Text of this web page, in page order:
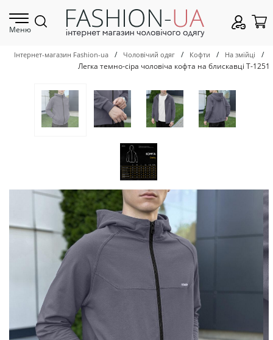
Меню
Інтернет-магазин Fashion-ua / Чоловічий одяг / Кофти / На змійці
/
Легка темно-сіра чоловіча кофта на блискавці Т-1251